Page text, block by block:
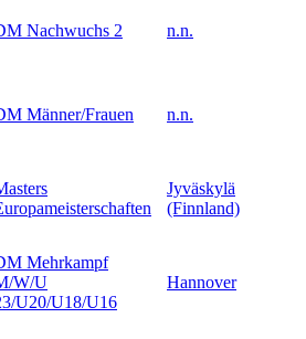
Nachwuchs 2 n.n.
Männer/Frauen n.n.
Jyväskylä
(Finnland)
Mehrkampf
W/U
U20/U18/U16
Hannover